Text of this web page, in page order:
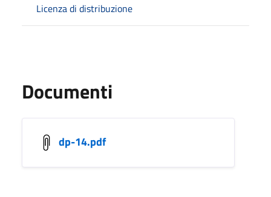
Licenza di distribuzione
Documenti
dp-14.pdf